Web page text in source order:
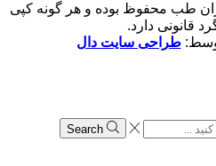
طب محفوظ بوده و هر گونه کپی
قانونی دارد.
طراحی سایت دال
Search